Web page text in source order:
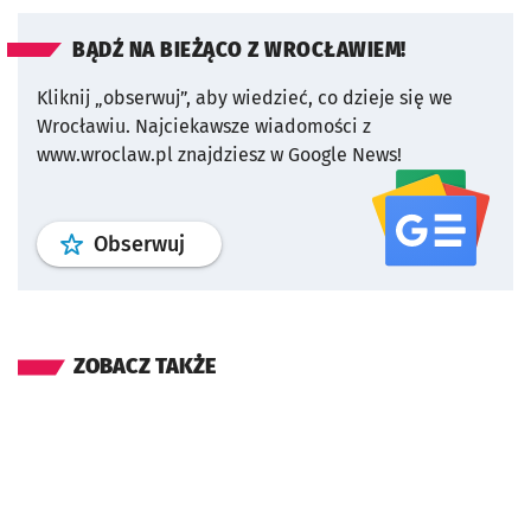
BĄDŹ NA BIEŻĄCO Z WROCŁAWIEM!
Kliknij „obserwuj”, aby wiedzieć, co dzieje się we
Wrocławiu. Najciekawsze wiadomości z
www.wroclaw.pl znajdziesz w Google News!
Obserwuj profil serwisu
ZOBACZ TAKŻE